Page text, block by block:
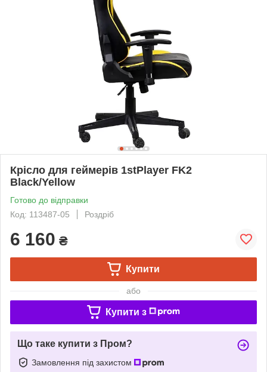
Крісло для геймерів 1stPlayer FK2
Black/Yellow
Готово до відправки
Код: 113487-05
Роздріб
6 160 ₴
Купити
або
Купити з
Що таке купити з Пром?
Замовлення під захистом